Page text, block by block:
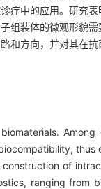
疗中的应用。研究
组装体的微观形貌
和方向，并对其在
Among
thus
of
ranging from